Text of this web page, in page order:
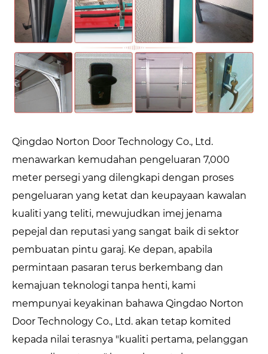
Qingdao Norton Door Technology Co., Ltd.
menawarkan kemudahan pengeluaran 7,000
meter persegi yang dilengkapi dengan proses
pengeluaran yang ketat dan keupayaan kawalan
kualiti yang teliti, mewujudkan imej jenama
pepejal dan reputasi yang sangat baik di sektor
pembuatan pintu garaj. Ke depan, apabila
permintaan pasaran terus berkembang dan
kemajuan teknologi tanpa henti, kami
mempunyai keyakinan bahawa Qingdao Norton
Door Technology Co., Ltd. akan tetap komited
kepada nilai terasnya "kualiti pertama, pelanggan